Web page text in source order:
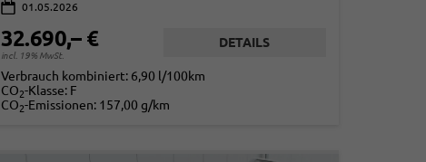
01.05.2026
32.690,– €
incl. 19% MwSt.
DETAILS
Verbrauch kombiniert: 6,90 l/100km
CO2-Klasse: F
CO2-Emissionen: 157,00 g/km